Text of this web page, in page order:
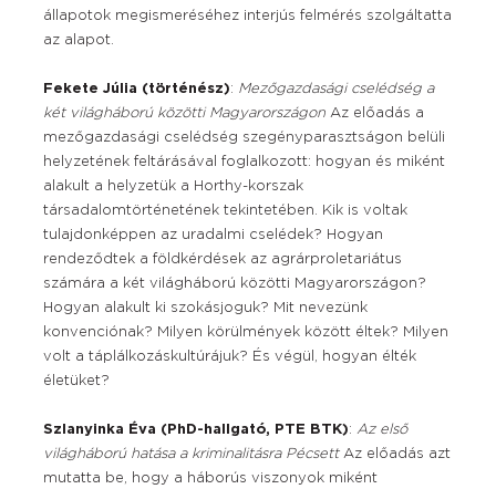
állapotok megismeréséhez interjús felmérés szolgáltatta
az alapot.
Fekete Júlia (történész): Mezőgazdasági cselédség a
két világháború közötti Magyarországon Az előadás a
mezőgazdasági cselédség szegényparasztságon belüli
helyzetének feltárásával foglalkozott: hogyan és miként
alakult a helyzetük a Horthy-korszak
társadalomtörténetének tekintetében. Kik is voltak
tulajdonképpen az uradalmi cselédek? Hogyan
rendeződtek a földkérdések az agrárproletariátus
számára a két világháború közötti Magyarországon?
Hogyan alakult ki szokásjoguk? Mit nevezünk
konvenciónak? Milyen körülmények között éltek? Milyen
volt a táplálkozáskultúrájuk? És végül, hogyan élték
életüket?
Szlanyinka Éva (PhD-hallgató, PTE BTK): Az első
világháború hatása a kriminalitásra PécsettAz előadás azt
mutatta be, hogy a háborús viszonyok miként